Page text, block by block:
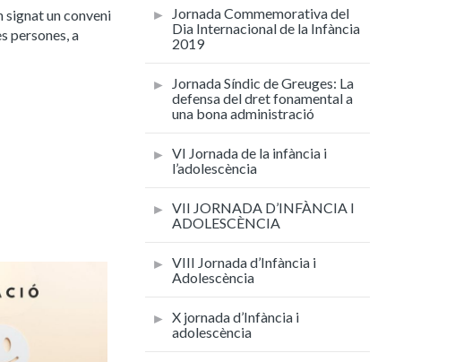
signat un conveni
persones, a
Jornada Commemorativa del
Dia Internacional de la Infància
2019
Jornada Síndic de Greuges: La
defensa del dret fonamental a
una bona administració
VI Jornada de la infància i
l’adolescència
VII JORNADA D’INFÀNCIA I
ADOLESCÈNCIA
VIII Jornada d’Infància i
Adolescència
X jornada d’Infància i
adolescència